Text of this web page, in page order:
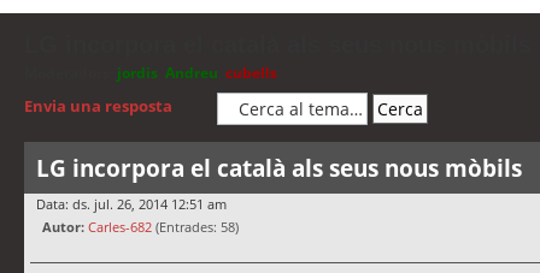
jordis Andreu cubells
Envia una resposta
LG incorpora el català als seus nous mòbils
Data: ds. jul. 26, 2014 12:51 am
Autor: Carles-682 (Entrades: 58)